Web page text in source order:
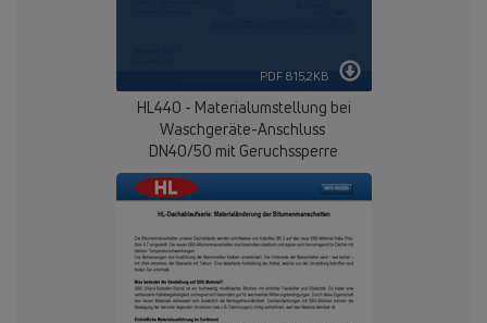
PDF 815,2KB
HL440 - Materialumstellung bei
Waschgeräte-Anschluss
DN40/50 mit Geruchssperre